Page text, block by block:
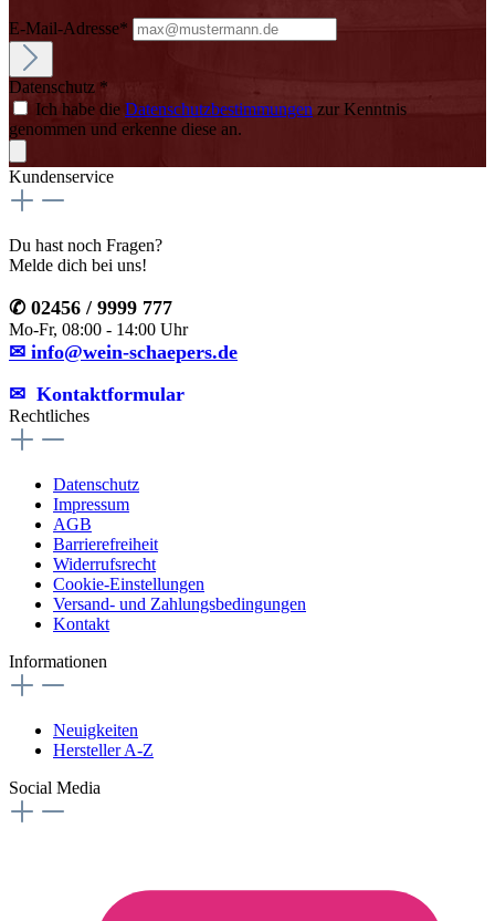
E-Mail-Adresse*
Datenschutz *
Ich habe die Datenschutzbestimmungen zur Kenntnis
genommen und erkenne diese an.
Kundenservice
Du hast noch Fragen?
Melde dich bei uns!
✆ 02456 / 9999 777
Mo-Fr, 08:00 - 14:00 Uhr
✉ info@wein-schaepers.de
✉︎ Kontaktformular
Rechtliches
Datenschutz
Impressum
AGB
Barrierefreiheit
Widerrufsrecht
Cookie-Einstellungen
Versand- und Zahlungsbedingungen
Kontakt
Informationen
Neuigkeiten
Hersteller A-Z
Social Media